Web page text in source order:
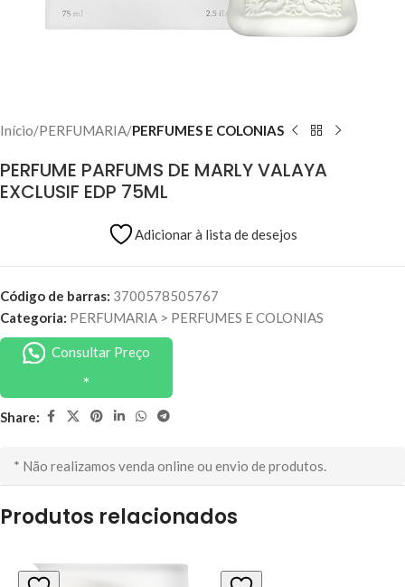
Início PERFUMARIA PERFUMES E COLONIAS
PERFUME PARFUMS DE MARLY VALAYA
EXCLUSIF EDP 75ML
Adicionar à lista de desejos
Código de barras: 3700578505767
Categoria: PERFUMARIA > PERFUMES E COLONIAS
Consultar Preço
Share:
* Não realizamos venda online ou envio de produtos.
Produtos relacionados